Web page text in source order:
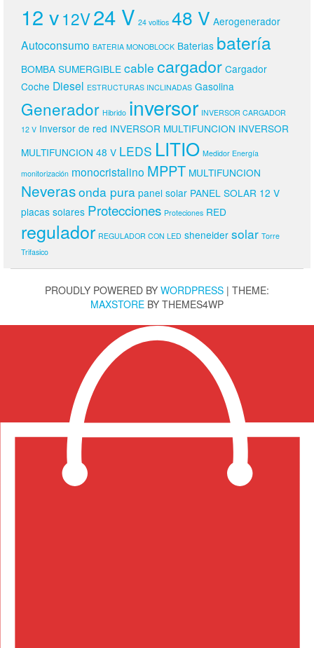
12 v12V24 V 24 voltios 48 V Aerogenerador
Autoconsumo BATERIA MONOBLOCK Baterias batería
BOMBA SUMERGIBLE cable cargador Cargador
Coche Diesel ESTRUCTURAS INCLINADAS Gasolina
Generador Hibrido inversor INVERSOR CARGADOR
12 V Inversor de red INVERSOR MULTIFUNCION INVERSOR
MULTIFUNCION 48 V LEDS LITIO Medidor Energía
monitorización monocristalino MPPT MULTIFUNCION
Neverasonda pura panel solar PANEL SOLAR 12 V
placas solares Protecciones Proteciones RED
regulador REGULADOR CON LED sheneider solar Torre
Trifasico
PROUDLY POWERED BY WORDPRESS | THEME:
MAXSTORE BY THEMES4WP